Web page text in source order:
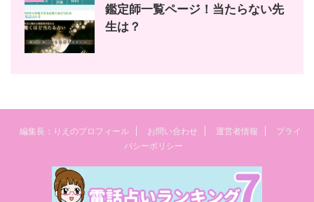
鑑定師一覧ページ！当たらない先
生は？
編集長：りえのプロフィール お問い合わせ 運営者情報
プライ
バシーポリシー